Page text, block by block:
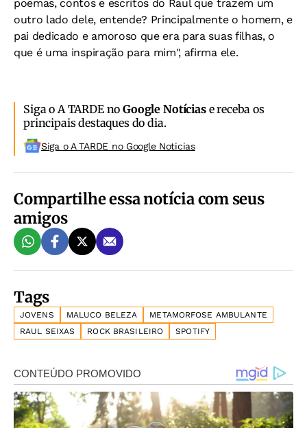
poemas, contos e escritos do Raul que trazem um
outro lado dele, entende? Principalmente o homem, e
pai dedicado e amoroso que era para suas filhas, o
que é uma inspiração para mim", afirma ele.
Siga o A TARDE noGoogle Notíciase receba os
principais destaques do dia.
Siga o A TARDE no Google Noticias
Compartilhe essa notícia com seus
amigos
Tags
JOVENS MALUCO BELEZA
METAMORFOSE AMBULANTE
RAUL SEIXAS
ROCK BRASILEIRO SPOTIFY